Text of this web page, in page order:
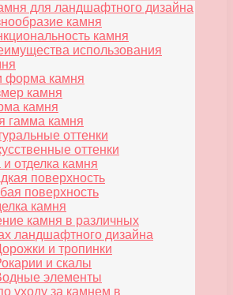
для ландшафтного дизайна
камня
камня
использования
форма камня
камня
камня
гамма камня
оттенки
оттенки
и отделка камня
поверхность
поверхность
камня
камня в различных
ландшафтного дизайна
и тропинки
и скалы
элементы
уходу за камнем в